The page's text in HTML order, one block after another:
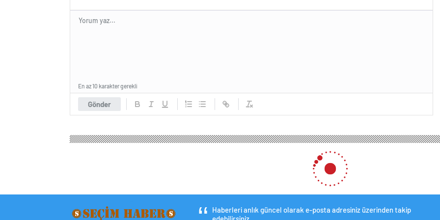
Gönder
En az 10 karakter gerekli
Pandemiden sonra dünyada büyük dönüşüm yaşandı, Çin’e karşı batı Hindistan ve Vietnam’ı
Pandemiden sonra dünyada büyük dönüşüm
batı Hindistan ve Vietnam’ı koz olarak